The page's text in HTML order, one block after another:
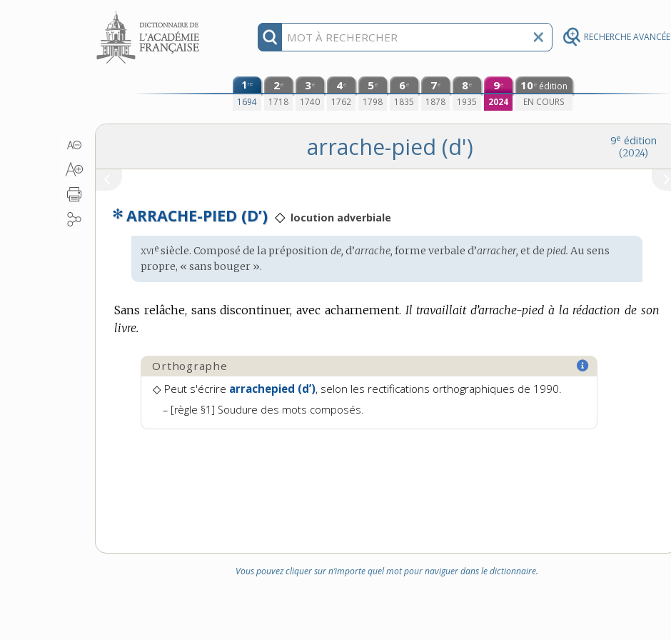
RECHERCHE AVANCÉE
Aller au contenu
1re
1694
2e
1718
3e
1740
4e
1762
5e
1798
6e
1835
7e
1878
8e
1935
9e
2024
10e édition
EN COURS
9e édition
(2024)
arrache-pied (d')
✻ ARRACHE-PIED (D’) ◇ locution adverbiale
Étymologie
:
xvie siècle. Composé de la prépositionde, d’arrache, forme verbale d’arracher, et depied. Au sens
propre, « sans bouger ».
Sans relâche, sans discontinuer, avec acharnement. Il travaillait d’arrache-pied à la rédaction de son
livre.
Orthographe
◇ Peut s'écrire arrachepied (d’), selon les rectifications orthographiques de 1990.
[règle §1] Soudure des mots composés.
Vous pouvez cliquer sur n’importe quel mot pour naviguer dans le dictionnaire.